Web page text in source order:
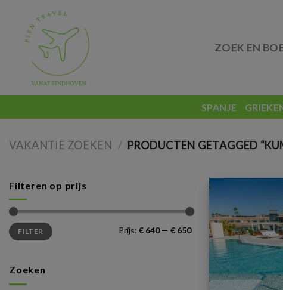
content
ZOEK EN
SPANJE
VAKANTIE ZOEKEN / PRODUCTEN GETAGGED
Filteren op prijs
Min.
prijs
Max.
prijsFILTER Prijs: € 640— € 650
Zoeken